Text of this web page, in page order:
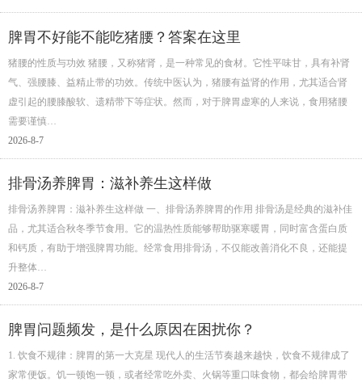
脾胃不好能不能吃猪腰？答案在这里
猪腰的性质与功效 猪腰，又称猪肾，是一种常见的食材。它性平味甘，具有补肾
气、强腰膝、益精止带的功效。传统中医认为，猪腰有益肾的作用，尤其适合肾
虚引起的腰膝酸软、遗精带下等症状。然而，对于脾胃虚寒的人来说，食用猪腰
需要谨慎…
2026-8-7
排骨汤养脾胃：滋补养生这样做
排骨汤养脾胃：滋补养生这样做 一、排骨汤养脾胃的作用 排骨汤是经典的滋补佳
品，尤其适合秋冬季节食用。它的温热性质能够帮助驱寒暖胃，同时富含蛋白质
和钙质，有助于增强脾胃功能。经常食用排骨汤，不仅能改善消化不良，还能提
升整体…
2026-8-7
脾胃问题频发，是什么原因在困扰你？
1. 饮食不规律：脾胃的第一大克星 现代人的生活节奏越来越快，饮食不规律成了
家常便饭。饥一顿饱一顿，或者经常吃外卖、火锅等重口味食物，都会给脾胃带